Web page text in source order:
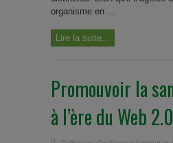
organisme en ...
Lire la suite...
Promouvoir la
à l’ère du Web